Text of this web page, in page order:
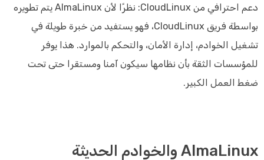
دعم احترافي من CloudLinux: نظرًا لأن AlmaLinux يتم تطويره
بواسطة فريق CloudLinux، فهو يستفيد من خبرة طويلة في
تشغيل الخوادم، إدارة الأمان، والتحكم بالموارد. هذا يوفر
للمؤسسات الثقة بأن نظامها سيكون آمنا ومستقرا حتى تحت
ضغط العمل الكبير.
AlmaLinux والخوادم الحديثة